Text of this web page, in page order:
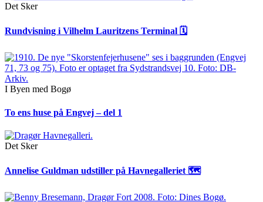
Det Sker
Rundvisning i Vilhelm Lauritzens Terminal 🗓
I Byen med Bogø
To ens huse på Engvej – del 1
Det Sker
Annelise Guldman udstiller på Havnegalleriet 🗺